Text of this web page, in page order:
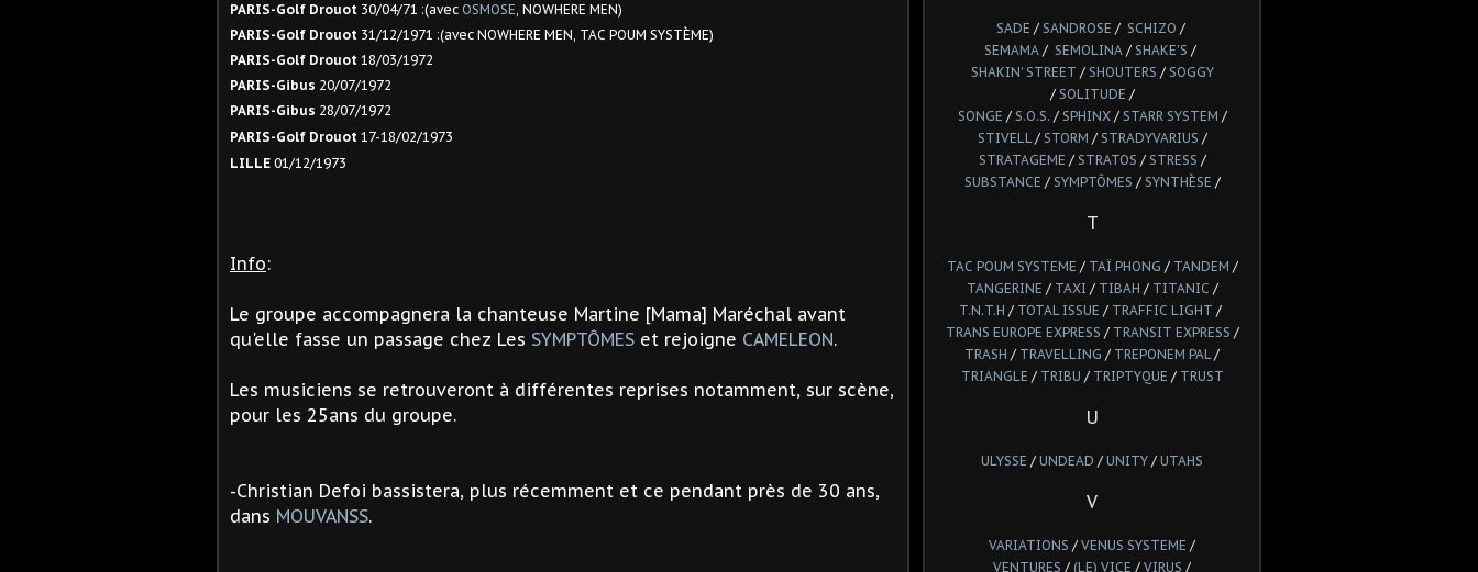
PARIS-Golf Drouot 30/04/71 :(avec OSMOSE, NOWHERE MEN)
PARIS-Golf Drouot 31/12/1971 :(avec NOWHERE MEN, TAC POUM SYSTÈME)
PARIS-Golf Drouot 18/03/1972
PARIS-Gibus 20/07/1972
PARIS-Gibus 28/07/1972
PARIS-Golf Drouot 17-18/02/1973
LILLE 01/12/1973
Info:
Le groupe accompagnera la chanteuse Martine [Mama] Maréchal avant
qu'elle fasse un passage chez Les SYMPTÔMES et rejoigne CAMELEON.
Les musiciens se retrouveront à différentes reprises notamment, sur scène,
pour les 25ans du groupe.
-Christian Defoi bassistera, plus récemment et ce pendant près de 30 ans,
dans MOUVANSS.
SADE / SANDROSE / SCHIZO /
SEMAMA / SEMOLINA / SHAKE'S /
SHAKIN' STREET / SHOUTERS / SOGGY
/ SOLITUDE /
SONGE / S.O.S. / SPHINX/ STARR SYSTEM /
STIVELL/ STORM / STRADYVARIUS /
STRATAGEME / STRATOS / STRESS /
SUBSTANCE / SYMPTÔMES / SYNTHÈSE /
T
TAC POUM SYSTEME / TAÏ PHONG / TANDEM /
TANGERINE / TAXI / TIBAH / TITANIC /
T.N.T.H / TOTAL ISSUE / TRAFFIC LIGHT /
TRANS EUROPE EXPRESS / TRANSIT EXPRESS /
TRASH / TRAVELLING / TREPONEM PAL/
TRIANGLE / TRIBU / TRIPTYQUE / TRUST
U
ULYSSE / UNDEAD / UNITY / UTAHS
V
VARIATIONS / VENUS SYSTEME /
VENTURES / (LE) VICE / VIRUS /